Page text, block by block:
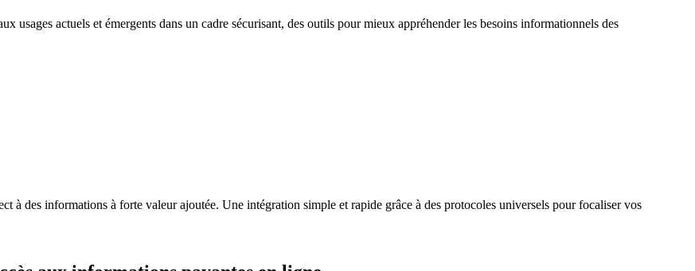
usages actuels et émergents dans un cadre sécurisant, des outils pour mieux appréhender les besoins informationnels des
à des informations à forte valeur ajoutée. Une intégration simple et rapide grâce à des protocoles universels pour focaliser vos